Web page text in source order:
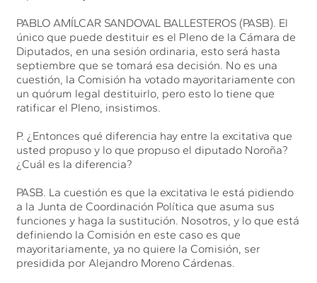
PABLO AMÍLCAR SANDOVAL BALLESTEROS (PASB). El
único que puede destituir es el Pleno de la Cámara de
Diputados, en una sesión ordinaria, esto será hasta
septiembre que se tomará esa decisión. No es una
cuestión, la Comisión ha votado mayoritariamente con
un quórum legal destituirlo, pero esto lo tiene que
ratificar el Pleno, insistimos.
P. ¿Entonces qué diferencia hay entre la excitativa que
usted propuso y lo que propuso el diputado Noroña?
¿Cuál es la diferencia?
PASB. La cuestión es que la excitativa le está pidiendo
a la Junta de Coordinación Política que asuma sus
funciones y haga la sustitución. Nosotros, y lo que está
definiendo la Comisión en este caso es que
mayoritariamente, ya no quiere la Comisión, ser
presidida por Alejandro Moreno Cárdenas.